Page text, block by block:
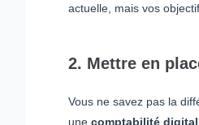
actuelle, mais vos
2. Mettre en
Vous ne savez pas la
une comptabilité